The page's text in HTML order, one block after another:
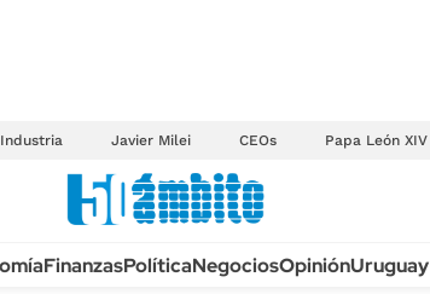
Industria Javier Milei CEOs Papa León XIV
FinanzasPolíticaNegociosOpiniónUruguay